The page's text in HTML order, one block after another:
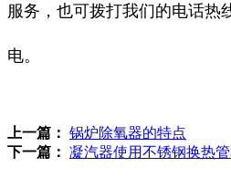
服务，也可拨打我们的电话热
电。
上一篇： 锅炉除氧器的特点
下一篇： 凝汽器使用不锈钢换热